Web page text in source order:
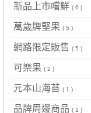
新品上市嚐鮮 ( 6 )
萬歲牌堅果 ( 5 )
網路限定販售 ( 5 )
可樂果 ( 2 )
元本山海苔 ( 1 )
品牌周邊商品 ( 1 )